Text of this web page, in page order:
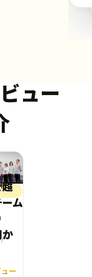
ュー
担
ム
か
/
ュー